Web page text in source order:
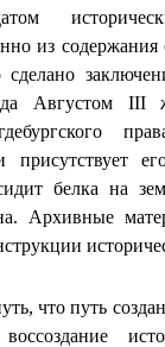
из
сделано
Августом III
присутствует
белка на
Архивные
что путь